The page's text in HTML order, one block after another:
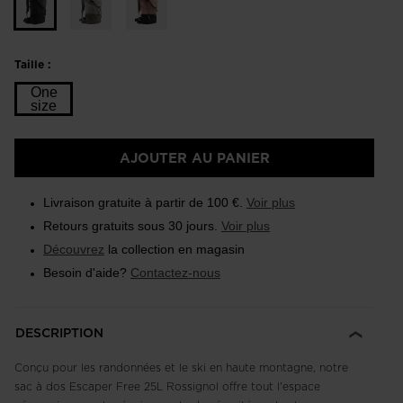
Taille :
One
size
AJOUTER AU PANIER
Livraison gratuite à partir de 100 €. Voir plus
Retours gratuits sous 30 jours. Voir plus
Découvrez la collection en magasin
Besoin d'aide? Contactez-nous
DESCRIPTION
Conçu pour les randonnées et le ski en haute montagne, notre
sac à dos Escaper Free 25L Rossignol offre tout l'espace